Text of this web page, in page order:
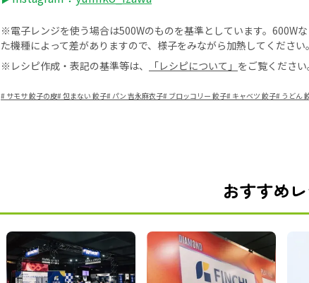
※電子レンジを使う場合は500Wのものを基準としています。600W
た機種によって差がありますので、様子をみながら加熱してください。
※レシピ作成・表記の基準等は、
「レシピについて」 をご覧ください
# サモサ 餃子の皮#包まない 餃子#パン 吉永麻衣子# ブロッコリー 餃子# キャベツ 餃子# うどん
おすすめ